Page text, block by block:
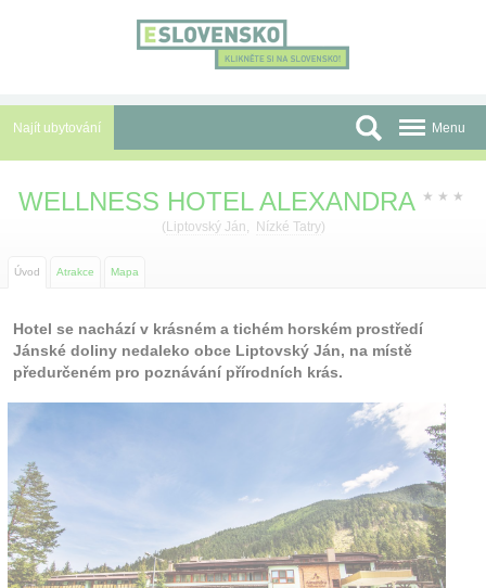
Najít ubytování
Autobusové zájezdy
Před cestou
Atrakce
Kontakt
Menu
WELLNESS HOTEL ALEXANDRA ★ ★ ★
( Liptovský Ján, Nízké Tatry)
Úvod Atrakce Mapa
Hotel se nachází v krásném a tichém horském prostředí
Jánské doliny nedaleko obce Liptovský Ján, na místě
předurčeném pro poznávání přírodních krás.